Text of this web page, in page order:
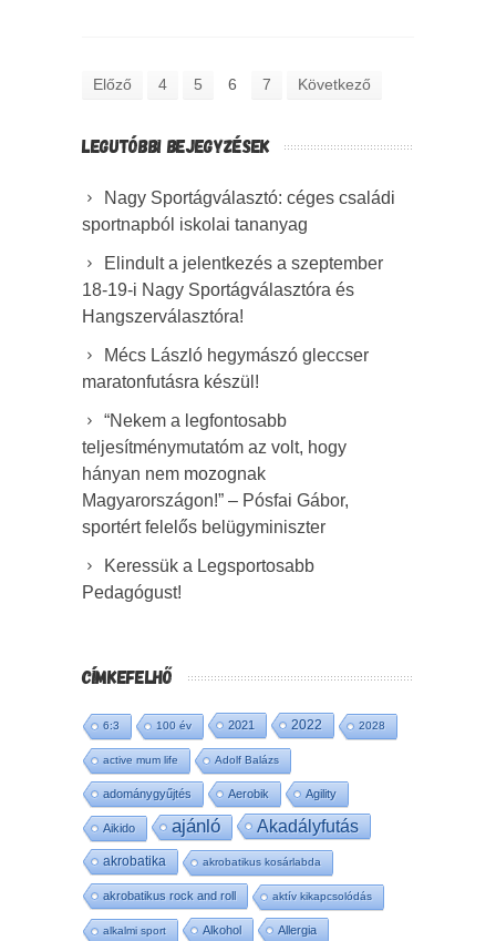
Előző 4 5 6 7 Következő
LEGUTÓBBI BEJEGYZÉSEK
Nagy Sportágválasztó: céges családi
sportnapból iskolai tananyag
Elindult a jelentkezés a szeptember
18-19-i Nagy Sportágválasztóra és
Hangszerválasztóra!
Mécs László hegymászó gleccser
maratonfutásra készül!
“Nekem a legfontosabb
teljesítménymutatóm az volt, hogy
hányan nem mozognak
Magyarországon!” – Pósfai Gábor,
sportért felelős belügyminiszter
Keressük a Legsportosabb
Pedagógust!
CÍMKEFELHŐ
6:3 100 év 2021 2022 2028
active mum life Adolf Balázs
adománygyűjtés Aerobik Agility
Aikido ajánló Akadályfutás
akrobatika akrobatikus kosárlabda
akrobatikus rock and roll aktív kikapcsolódás
alkalmi sport Alkohol Allergia